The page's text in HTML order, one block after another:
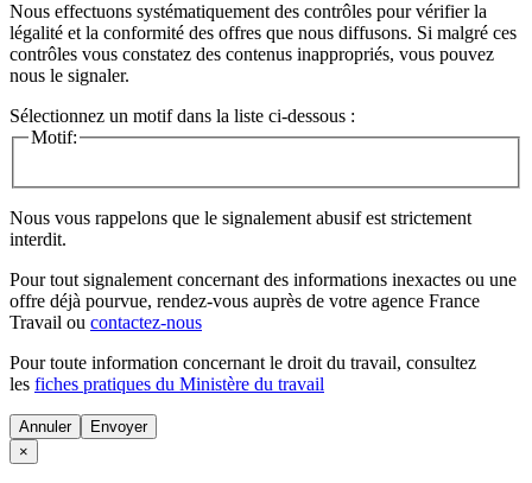
Nous effectuons systématiquement des contrôles pour vérifier la
légalité et la conformité des offres que nous diffusons. Si malgré ces
contrôles vous constatez des contenus inappropriés, vous pouvez
nous le signaler.
Sélectionnez un motif dans la liste ci-dessous :
Motif:
Nous vous rappelons que le signalement abusif est strictement
interdit.
Pour tout signalement concernant des informations inexactes ou une
offre déjà pourvue, rendez-vous auprès de votre agence France
Travail ou contactez-nous
Pour toute information concernant le droit du travail, consultez
les fiches pratiques du Ministère du travail
Annuler
×